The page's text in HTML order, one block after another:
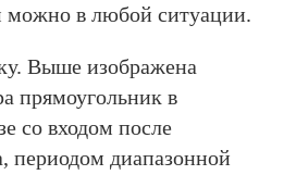
можно в любой ситуации.
Выше изображена
прямоугольник в
со входом после
периодом диапазонной